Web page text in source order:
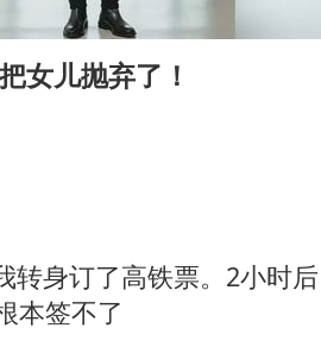
鹏不意外
以“撤回”你的撤回
离世亲属质疑记录仪
国建设
女儿抛弃了！
转身订了高铁票。2小时后
本签不了